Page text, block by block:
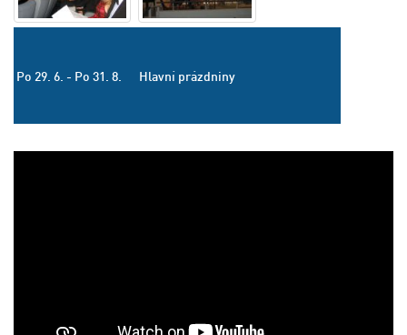
Po 29. 6. - Po 31. 8. Hlavní prázdniny